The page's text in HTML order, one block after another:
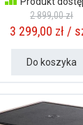
2 899,00 zł
3 299,00 zł /
Do koszyka